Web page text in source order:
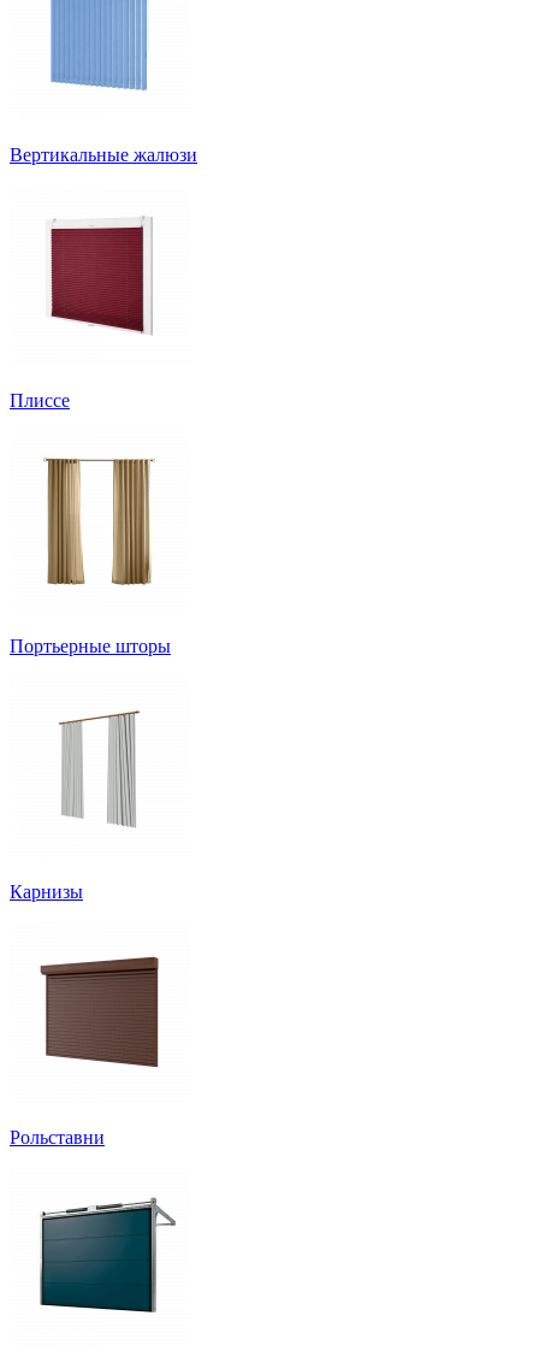
Вертикальные жалюзи
Плиссе
Портьерные шторы
Карнизы
Рольставни